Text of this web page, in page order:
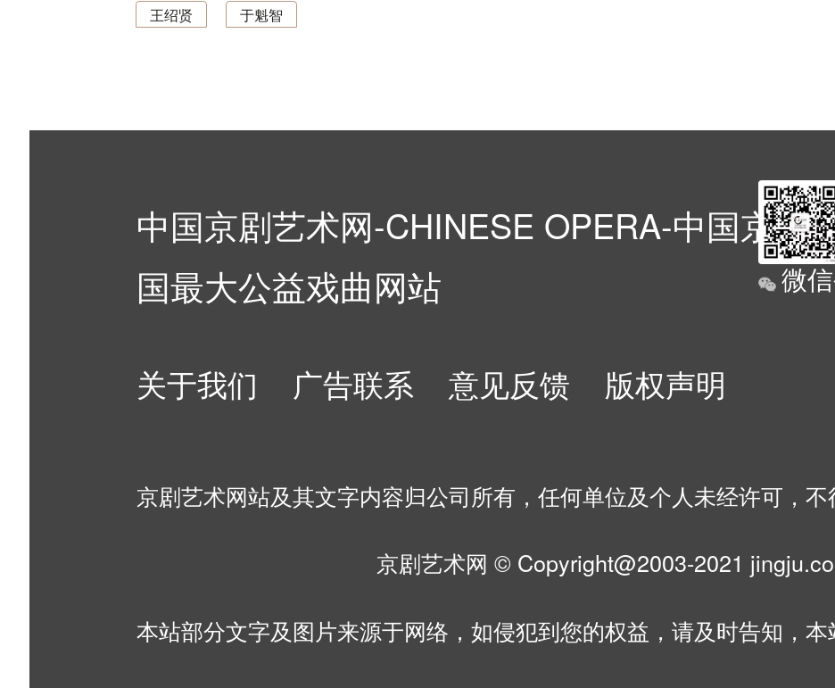
王绍贤 于魁智
微
中国京剧艺术网-CHINESE OPERA-中国京剧
国最大公益戏曲网站
关于我们 广告联系 意见反馈 版权声明
京剧艺术网站及其文字内容归公司所有，任何单位及个人未经许可，不
京剧艺术网 © Copyright@2003-2021
本站部分文字及图片来源于网络，如侵犯到您的权益，请及时告知，本